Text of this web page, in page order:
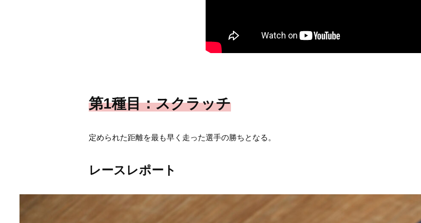
第1種目：スクラッチ
定められた距離を最も早く走った選手の勝ちとなる。
レースレポート